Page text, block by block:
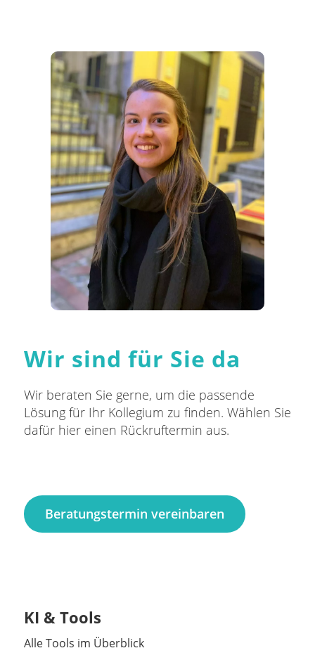
Wir sind für Sie da
Wir beraten Sie gerne, um die passende
Lösung für Ihr Kollegium zu finden. Wählen Sie
dafür hier einen Rückruftermin aus.
Beratungstermin vereinbaren
KI & Tools
Alle Tools im Überblick